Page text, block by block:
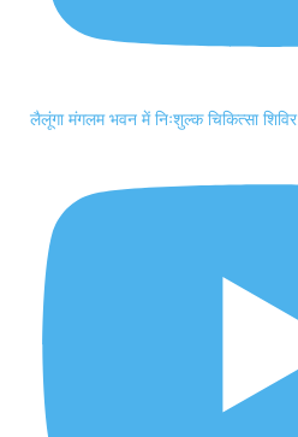
लैलूंगा मंगलम भवन में निःशुल्क चिकित्सा शिविर